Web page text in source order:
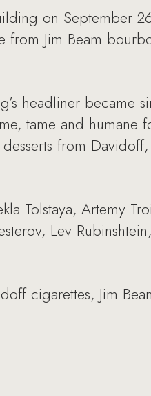
on September
from Jim Beam
headliner became
tame and humane
from Davidoff,
Tolstaya, Artemy
Lev Rubinshtein,
cigarettes, Jim